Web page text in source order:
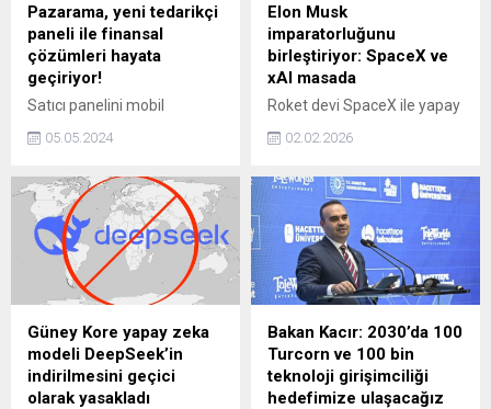
Pazarama, yeni tedarikçi
paneli ile finansal
çözümleri hayata
geçiriyor!
Satıcı panelini mobil
getiren ve yeni fonksiyonlar
platformundaki satıcıların
ürün, stok ve siparişlerini
yönetebilmelerinin yanında
finansal hizmetlere
erişebilmelerini de sağladı.
05.05.2024
Elon Musk
imparatorluğunu
birleştiriyor: SpaceX ve
xAI masada
Roket devi SpaceX ile yapay
birleşme görüşmelerinde
en büyük halka açık
olmayan iki şirketini bir
araya getirecek hamle,
Musk'ın uzay vizyonunu
finanse edecek.
02.02.2026
Güney Kore yapay zeka
modeli DeepSeek’in
indirilmesini geçici
olarak yasakladı
Bakan Kacır: 2030’da 100
Turcorn ve 100 bin
teknoloji girişimciliği
hedefimize ulaşacağız